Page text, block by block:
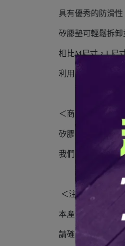
具有優秀的防滑
矽膠墊可輕鬆拆卸
相比M尺寸，L尺
利用其特點，您可
＜商品特點＞
矽膠墊可輕鬆拆
我們考慮到穩定
＜注意事項＞
本產品為單片銷售
請確認尺寸和形狀